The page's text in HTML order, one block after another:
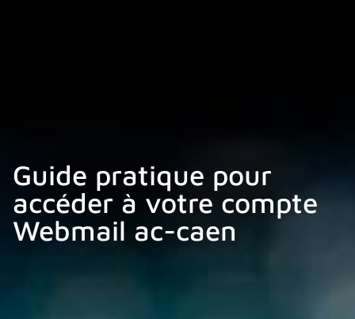
Guide pratique pour
accéder à votre compte
Webmail ac-caen